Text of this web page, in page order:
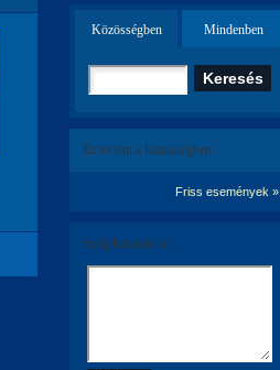
Közösségben Mindenben
Ez történt a közösségben:
Friss események »
Szólj hozzá te is!